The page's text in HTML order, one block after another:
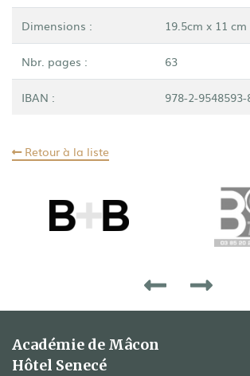
Dimensions : 19.5cm x 11 cm
Nbr. pages : 63
IBAN : 978-2-9548593-
Retour à la liste
Académie de Mâcon
Hôtel Senecé